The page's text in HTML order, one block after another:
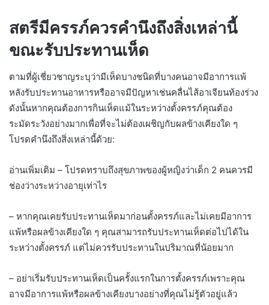
สตรีมีครรภ์ควรคำนึงถึงสิ่งเหล่านี้
ขณะรับประทานเห็ด
ตามที่ผู้เชี่ยวชาญระบุว่ามีเห็ดบางชนิดที่บางคนอาจมีอาการแพ้
หลังรับประทานอาหารหรืออาจมีปัญหาเช่นคลื่นไส้อาเจียนท้องร่วง
ดังนั้นหากคุณต้องการกินเห็ดแม้ในระหว่างตั้งครรภ์คุณต้อง
ระมัดระวังอย่างมากเพื่อที่จะไม่ต้องเผชิญกับผลข้างเคียงใด ๆ
โปรดคำนึงถึงสิ่งเหล่านี้ด้วย:
อ่านเพิ่มเติม – โปรดทราบถึงสุขภาพของผู้หญิงว่าเด็ก 2 คนควรมี
ช่องว่างระหว่างอายุเท่าไร
– หากคุณเคยรับประทานเห็ดมาก่อนตั้งครรภ์และไม่เคยมีอาการ
แพ้หรือผลข้างเคียงใด ๆ คุณสามารถรับประทานเห็ดต่อไปได้ใน
ระหว่างตั้งครรภ์ แต่ไม่ควรรับประทานในปริมาณที่น้อยมาก
– อย่าเริ่มรับประทานเห็ดเป็นครั้งแรกในการตั้งครรภ์เพราะคุณ
อาจมีอาการแพ้หรือผลข้างเคียงบางอย่างที่คุณไม่รู้ตัวอยู่แล้ว